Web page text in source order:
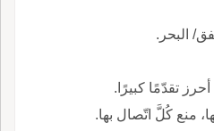
البحر.
تقدّمًا كبيرًا.
منع كُلَّ اتّصال بها.